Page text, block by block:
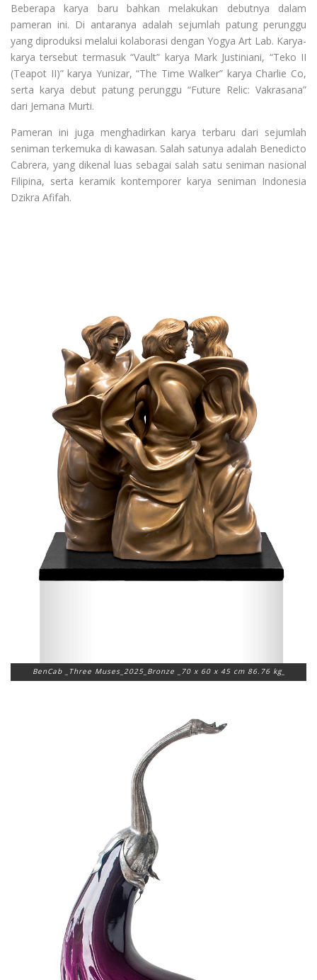
Beberapa karya baru bahkan melakukan debutnya dalam
pameran ini. Di antaranya adalah sejumlah patung perunggu
yang diproduksi melalui kolaborasi dengan Yogya Art Lab. Karya-
karya tersebut termasuk “Vault” karya Mark Justiniani, “Teko II
(Teapot II)” karya Yunizar, “The Time Walker” karya Charlie Co,
serta karya debut patung perunggu “Future Relic: Vakrasana”
dari Jemana Murti.
Pameran ini juga menghadirkan karya terbaru dari sejumlah
seniman terkemuka di kawasan. Salah satunya adalah Benedicto
Cabrera, yang dikenal luas sebagai salah satu seniman nasional
Filipina, serta keramik kontemporer karya seniman Indonesia
Dzikra Afifah.
BenCab _Three Muses_2025_Bronze _70 x 60 x 45 cm 86.76 kg_